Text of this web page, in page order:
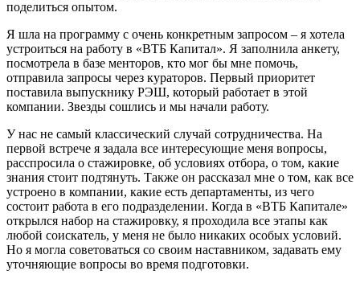
поделиться опытом.
Я шла на программу с очень конкретным запросом – я хотела
устроиться на работу в «ВТБ Капитал». Я заполнила анкету,
посмотрела в базе менторов, кто мог бы мне помочь,
отправила запросы через кураторов. Первый приоритет
поставила выпускнику РЭШ, который работает в этой
компании. Звезды сошлись и мы начали работу.
У нас не самый классический случай сотрудничества. На
первой встрече я задала все интересующие меня вопросы,
расспросила о стажировке, об условиях отбора, о том, какие
знания стоит подтянуть. Также он рассказал мне о том, как все
устроено в компании, какие есть департаменты, из чего
состоит работа в его подразделении. Когда в «ВТБ Капитале»
открылся набор на стажировку, я проходила все этапы как
любой соискатель, у меня не было никаких особых условий.
Но я могла советоваться со своим наставником, задавать ему
уточняющие вопросы во время подготовки.